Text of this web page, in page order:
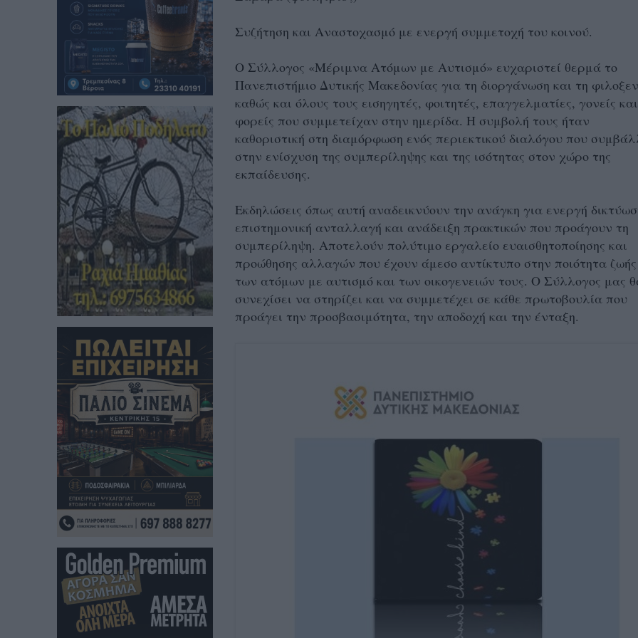
Συζήτηση και Αναστοχασμό με ενεργή συμμετοχή του κοινού.
Ο Σύλλογος «Μέριμνα Ατόμων με Αυτισμό» ευχαριστεί θερμά το
Πανεπιστήμιο Δυτικής Μακεδονίας για τη διοργάνωση και τη
καθώς και όλους τους εισηγητές, φοιτητές, επαγγελματίες, γονείς και
φορείς που συμμετείχαν στην ημερίδα. Η συμβολή τους ήταν
καθοριστική στη διαμόρφωση ενός περιεκτικού διαλόγου που
στην ενίσχυση της συμπερίληψης και της ισότητας στον χώρο της
εκπαίδευσης.
Εκδηλώσεις όπως αυτή αναδεικνύουν την ανάγκη για ενεργή
επιστημονική ανταλλαγή και ανάδειξη πρακτικών που προάγουν τη
συμπερίληψη. Αποτελούν πολύτιμο εργαλείο ευαισθητοποίησης και
προώθησης αλλαγών που έχουν άμεσο αντίκτυπο στην ποιότητα ζωής
των ατόμων με αυτισμό και των οικογενειών τους. Ο Σύλλογος μας
συνεχίσει να στηρίζει και να συμμετέχει σε κάθε πρωτοβουλία που
προάγει την προσβασιμότητα, την αποδοχή και την ένταξη.